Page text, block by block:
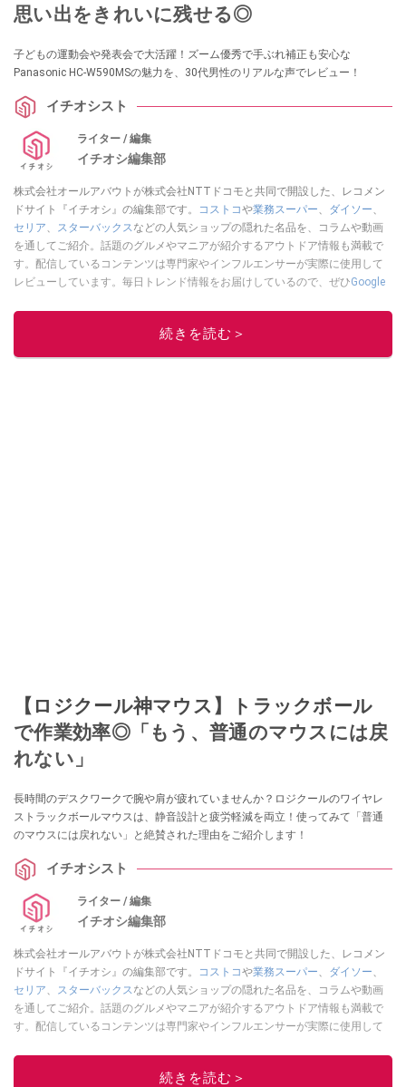
思い出をきれいに残せる◎
子どもの運動会や発表会で大活躍！ズーム優秀で手ぶれ補正も安心な
Panasonic HC-W590MSの魅力を、30代男性のリアルな声でレビュー！
イチオシスト
ライター / 編集
イチオシ編集部
株式会社オールアバウトが株式会社NTTドコモと共同で開設した、レコメン
ドサイト『イチオシ』の編集部です。
コストコや業務スーパー ダイソー
セリア
スターバックス などの人気ショップの隠れた名品を、コラムや動画
を通してご紹介。話題のグルメやマニアが紹介するアウトドア情報も満載で
す。配信しているコンテンツは専門家やインフルエンサーが実際に使用して
レビューしています。毎日トレンド情報をお届けしているので、ぜひGoogle
このイチオシストの他の記事を読む
続きを読む＞
【ロジクール神マウス】トラックボール
で作業効率◎「もう、普通のマウスには戻
れない」
長時間のデスクワークで腕や肩が疲れていませんか？ロジクールのワイヤレ
ストラックボールマウスは、静音設計と疲労軽減を両立！使ってみて「普通
のマウスには戻れない」と絶賛された理由をご紹介します！
イチオシスト
ライター / 編集
イチオシ編集部
株式会社オールアバウトが株式会社NTTドコモと共同で開設した、レコメン
ドサイト『イチオシ』の編集部です。
コストコや業務スーパー ダイソー
セリア
スターバックス などの人気ショップの隠れた名品を、コラムや動画
を通してご紹介。話題のグルメやマニアが紹介するアウトドア情報も満載で
す。配信しているコンテンツは専門家やインフルエンサーが実際に使用して
ニュースでフォロー
続きを読む＞